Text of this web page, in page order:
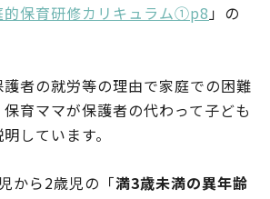
的保育研修カリキュラム①p8 」の
者の就労等の理由で家庭での困難
育ママが保護者の代わって子ども
しています。
から2歳児の「満3歳未満の異年齢